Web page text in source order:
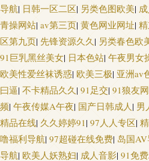
青青草成人社区 欧美日韩另类另类 午夜
袜人妖 91免费链接 超碰草草网 91黑料9
日韩色色视频 人妖专区 超碰在线69 三
区二区 中文字幕51黑料 九九一网站 青娱
导航| 日韩一区二区| 另类色图欧美|
青操网站| av第三页| 黄色网业网址|
区第九页| 先锋资源久久| 另类春色欧
91巨乳黑丝美女| 日本色站| 午夜男女
欧美性爱丝袜诱惑| 欧美三极| 亚洲av
曰逼| 不卡精品久久| 91足交| 91狼友
频| 午夜传媒A午夜| 国产日韩成人| 男
精品在线| 久久婷婷91| 97人人专区|
噜福利导航| 97超碰在线免费| 岛国
导航| 欧美人妖熟妇| 成人音影| 91免